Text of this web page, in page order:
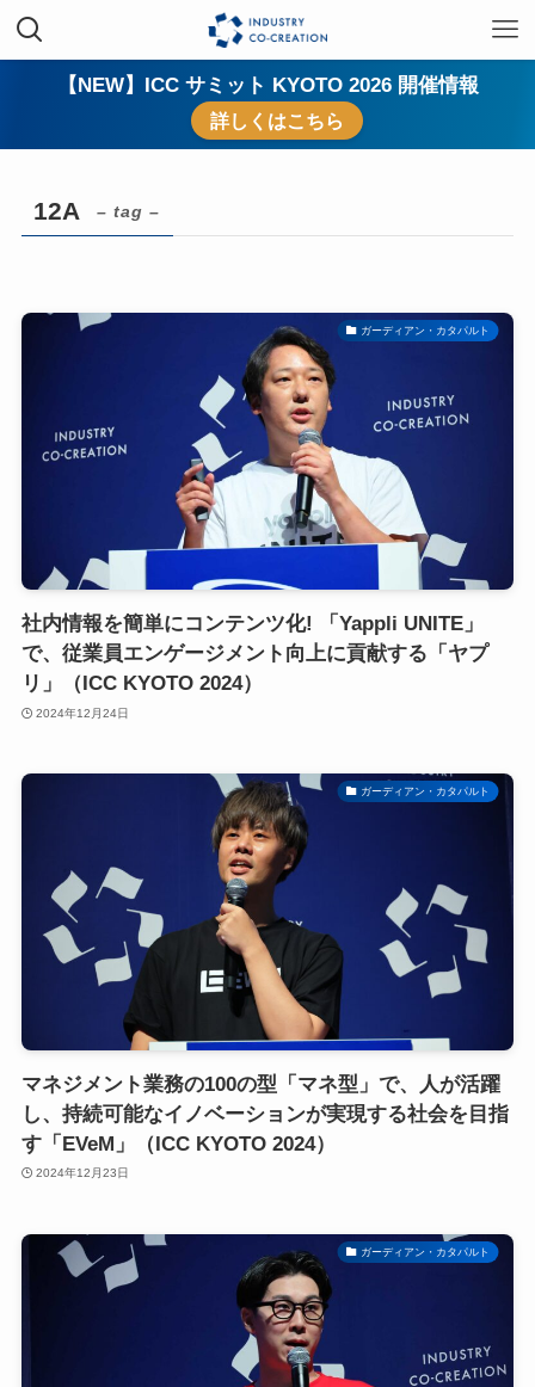
【NEW】ICC サミット KYOTO 2026 開催情報
詳しくはこちら
12A – tag –
ガーディアン・カタパルト
社内情報を簡単にコンテンツ化! 「Yappli UNITE」
で、従業員エンゲージメント向上に貢献する「ヤプ
リ」（ICC KYOTO 2024）
2024年12月24日
ガーディアン・カタパルト
マネジメント業務の100の型「マネ型」で、人が活躍
し、持続可能なイノベーションが実現する社会を目指
す「EVeM」（ICC KYOTO 2024）
2024年12月23日
ガーディアン・カタパルト